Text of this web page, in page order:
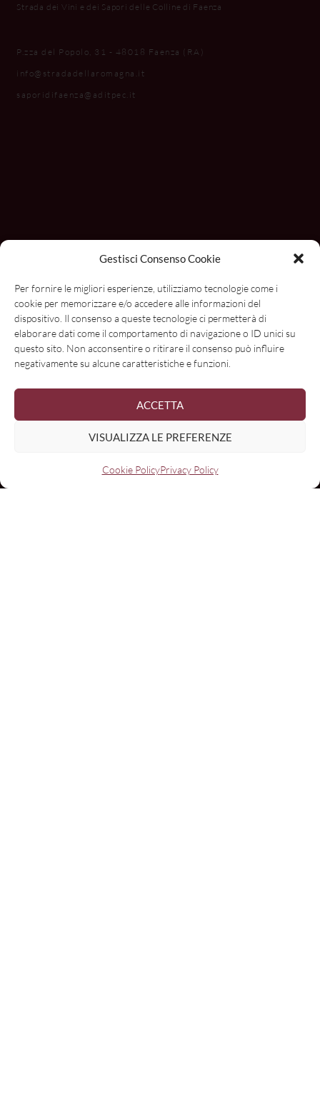
Gestisci Consenso Cookie
Per fornire le migliori esperienze, utilizziamo tecnologie come i
cookie per memorizzare e/o accedere alle informazioni del
dispositivo. Il consenso a queste tecnologie ci permetterà di
elaborare dati come il comportamento di navigazione o ID unici su
questo sito. Non acconsentire o ritirare il consenso può influire
negativamente su alcune caratteristiche e funzioni.
ACCETTA
VISUALIZZA LE PREFERENZE
Cookie PolicyPrivacy Policy
Strada dei Vini e dei Sapori delle Colline di Faenza
P.zza del Popolo, 31 - 48018 Faenza (RA)
info@stradadellaromagna.it
saporidifaenza@aditpec.it